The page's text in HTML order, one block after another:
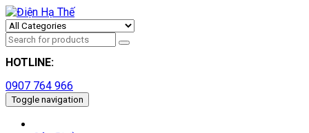
HOTLINE:
0907 764 966
Toggle navigation